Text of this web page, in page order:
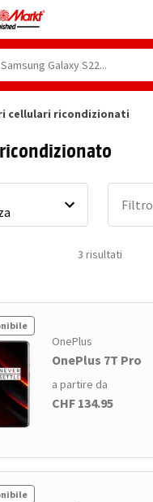
cellulari ricondizionati
3 risultati
Filtro
OnePlus
OnePlus 7T Pro
a partire da
CHF 134.95